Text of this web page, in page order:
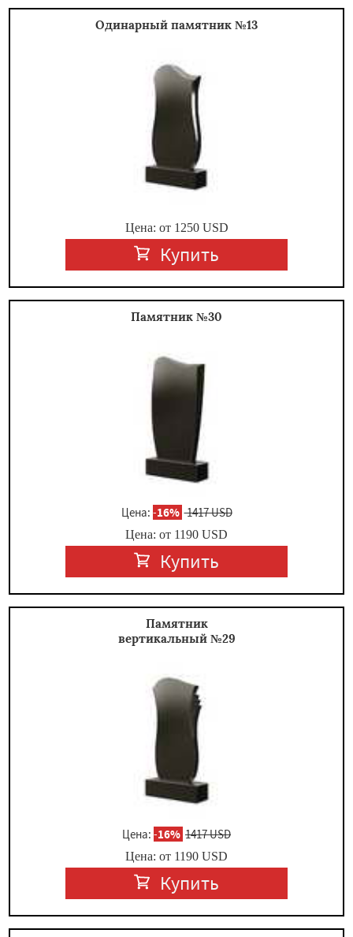
Одинарный памятник №13
Цена: от 1250USD
Купить
Памятник №30
Цена: -16% 1417 USD
Цена: от 1190 USD
Купить
Памятник
вертикальный №29
Цена: -16% 1417 USD
Цена: от 1190 USD
Купить